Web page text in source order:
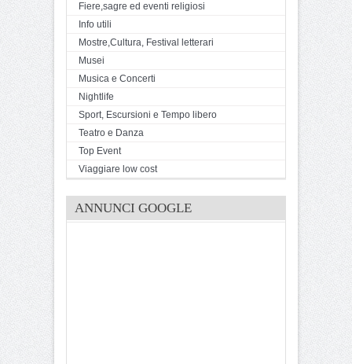
Fiere,sagre ed eventi religiosi
Info utili
Mostre,Cultura, Festival letterari
Musei
Musica e Concerti
Nightlife
Sport, Escursioni e Tempo libero
Teatro e Danza
Top Event
Viaggiare low cost
ANNUNCI GOOGLE